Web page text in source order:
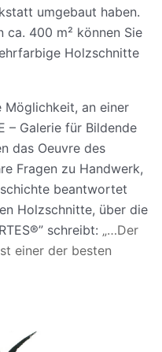
umgebaut haben.
ca. 400 m² können Sie
Holzschnitte
Möglichkeit, an einer
– Galerie für Bildende
das Oeuvre des
Fragen zu Handwerk,
beantwortet
Holzschnitte, über die
schreibt: „…Der
einer der besten